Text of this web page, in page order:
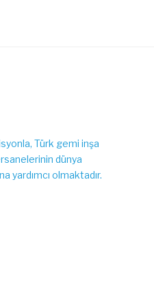
Türk gemi inşa
dünya
yardımcı olmaktadır.